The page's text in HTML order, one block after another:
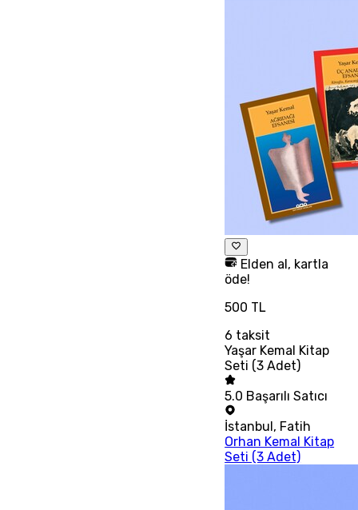
Elden al, kartla
öde!
500 TL
6 taksit
Yaşar Kemal Kitap
Seti (3 Adet)
5.0 Başarılı Satıcı
İstanbul , Fatih
Orhan Kemal Kitap
Seti (3 Adet)